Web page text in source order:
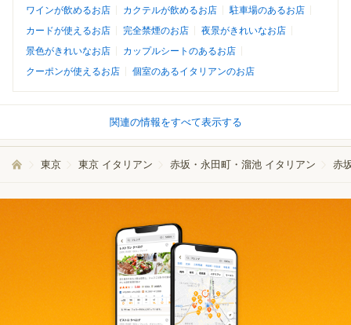
ワインが飲めるお店
カクテルが飲めるお店
駐車場のあるお店
カードが使えるお店
完全禁煙のお店
夜景がきれいなお店
景色がきれいなお店
カップルシートのあるお店
クーポンが使えるお店
個室のあるイタリアンのお店
関連の情報をすべて表示する
東京 東京 イタリアン 赤坂・永田町・溜池 イタリアン 赤